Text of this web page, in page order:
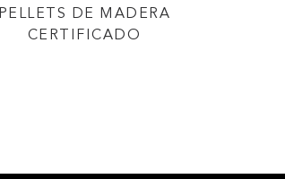
PELLETS DE MADERA
CERTIFICADO